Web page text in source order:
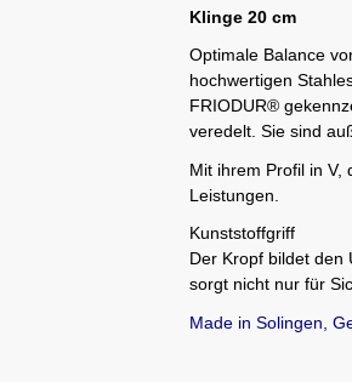
Klinge 20 cm
Optimale Balance
hochwertigen
FRIODUR®
veredelt. Sie sind
Mit ihrem Profil in V,
Leistungen.
Kunststoffgriff
Der Kropf bildet den
sorgt nicht nur für
Made in Solingen,